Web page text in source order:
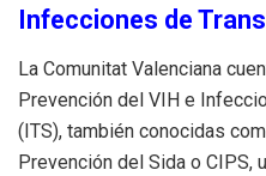
Infecciones de
La Comunitat Valenciana
Prevención del VIH e
(ITS), también conocidas
Prevención del Sida o CIPS,